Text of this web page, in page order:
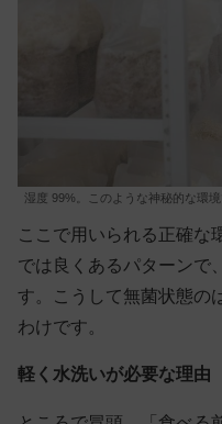
湿度 99%。このような神秘的な環境
ここで用いられる正確な
では良くあるパターンで
す。こうして無菌状態の
わけです。
軽く水洗いが必要な理由